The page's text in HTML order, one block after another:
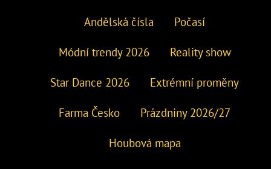
Andělská čísla Počasí
Módní trendy 2026 Reality show
Star Dance 2026 Extrémní proměny
Farma Česko Prázdniny 2026/27
Houbová mapa